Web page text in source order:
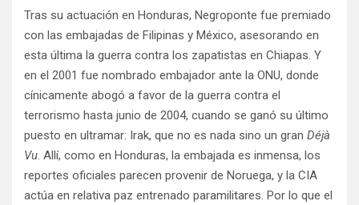
Tras su actuación en Honduras, Negroponte fue premiado
con las embajadas de Filipinas y México, asesorando en
esta última la guerra contra los zapatistas en Chiapas. Y
en el 2001 fue nombrado embajador ante la ONU, donde
cínicamente abogó a favor de la guerra contra el
terrorismo hasta junio de 2004, cuando se ganó su último
puesto en ultramar: Irak, que no es nada sino un gran Déjà
Vu. Allí, como en Honduras, la embajada es inmensa, los
reportes oficiales parecen provenir de Noruega, y la CIA
actúa en relativa paz entrenado paramilitares. Por lo que el